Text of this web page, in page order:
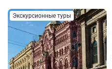
Экскурсионные туры